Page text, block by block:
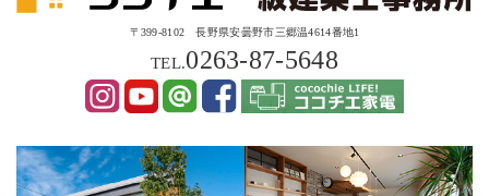
〒399-8102 長野県安曇野市三郷温4614番地1
TEL.0263-87-5648